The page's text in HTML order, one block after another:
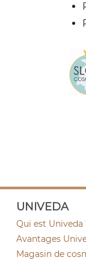
UNIVEDA
Qui est Univeda
Avantages
Magasin de